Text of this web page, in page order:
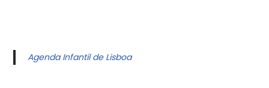
Agenda Infantil de Lisboa